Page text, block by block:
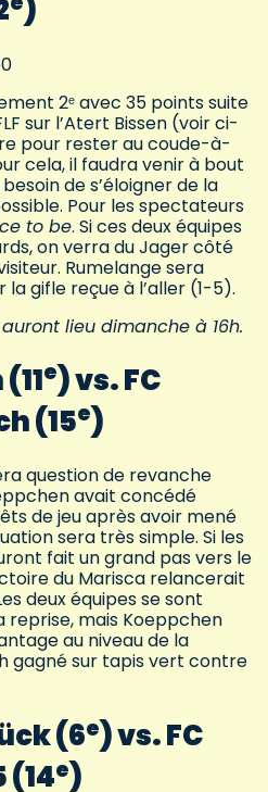
)
2ᵉ avec 35 points suite
sur l’Atert Bissen (voir ci-
pour rester au coude-à-
cela, il faudra venir à bout
de s’éloigner de la
Pour les spectateurs
to be. Si ces deux équipes
on verra du Jager côté
Rumelange sera
gifle reçue à l’aller (1-5).
lieu dimanche à 16h.
e) vs. FC
(15e)
question de revanche
avait concédé
de jeu après avoir mené
sera très simple. Si les
fait un grand pas vers le
du Marisca relancerait
deux équipes se sont
reprise, mais Koeppchen
au niveau de la
gagné sur tapis vert contre
(6e) vs. FC
(14e)